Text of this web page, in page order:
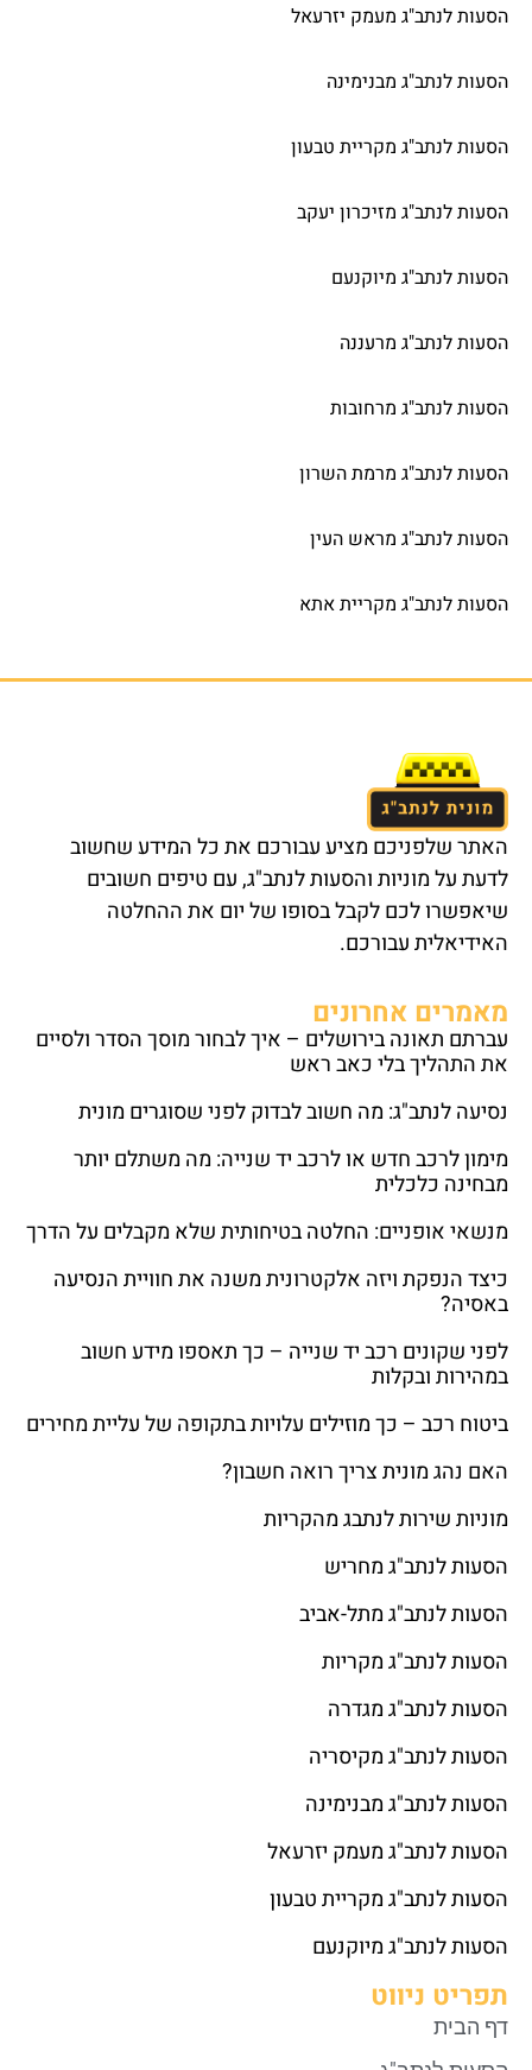
הסעות לנתב"ג מעמק יזרעאל
הסעות לנתב"ג מבנימינה
הסעות לנתב"ג מקריית טבעון
הסעות לנתב"ג מזיכרון יעקב
הסעות לנתב"ג מיוקנעם
הסעות לנתב"ג מרעננה
הסעות לנתב"ג מרחובות
הסעות לנתב"ג מרמת השרון
הסעות לנתב"ג מראש העין
הסעות לנתב"ג מקריית אתא
האתר שלפניכם מציע עבורכם את כל המידע שחשוב
לדעת על מוניות והסעות לנתב"ג, עם טיפים חשובים
שיאפשרו לכם לקבל בסופו של יום את ההחלטה
האידיאלית עבורכם.
מאמרים אחרונים
עברתם תאונה בירושלים – איך לבחור מוסך הסדר ולסיים
את התהליך בלי כאב ראש
נסיעה לנתב"ג: מה חשוב לבדוק לפני שסוגרים מונית
מימון לרכב חדש או לרכב יד שנייה: מה משתלם יותר
מבחינה כלכלית
מנשאי אופניים: החלטה בטיחותית שלא מקבלים על הדרך
כיצד הנפקת ויזה אלקטרונית משנה את חוויית הנסיעה
באסיה?
לפני שקונים רכב יד שנייה – כך תאספו מידע חשוב
במהירות ובקלות
ביטוח רכב – כך מוזילים עלויות בתקופה של עליית מחירים
האם נהג מונית צריך רואה חשבון?
מוניות שירות לנתבג מהקריות
הסעות לנתב"ג מחריש
הסעות לנתב"ג מתל-אביב
הסעות לנתב"ג מקריות
הסעות לנתב"ג מגדרה
הסעות לנתב"ג מקיסריה
הסעות לנתב"ג מבנימינה
הסעות לנתב"ג מעמק יזרעאל
הסעות לנתב"ג מקריית טבעון
הסעות לנתב"ג מיוקנעם
תפריט ניווט
דף הבית